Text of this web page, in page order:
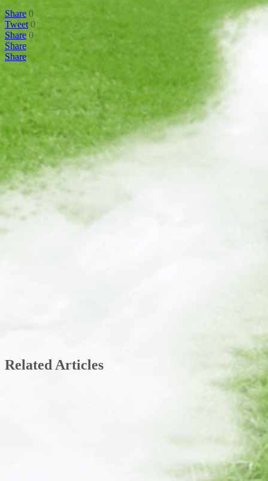
Share 0
Tweet 0
Share 0
Share
Share
Related Articles